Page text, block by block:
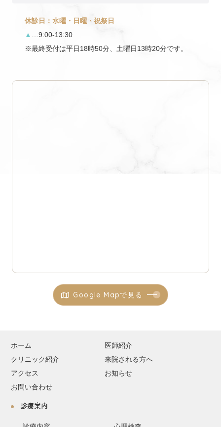
休診日：水曜・日曜・祝祭日
▲
…9:00-13:30
※最終受付は平日18時50分、土曜日13時20分です。
Google Mapで見る
ホーム
医師紹介
クリニック紹介
来院される方へ
アクセス
お知らせ
お問い合わせ
診療案内